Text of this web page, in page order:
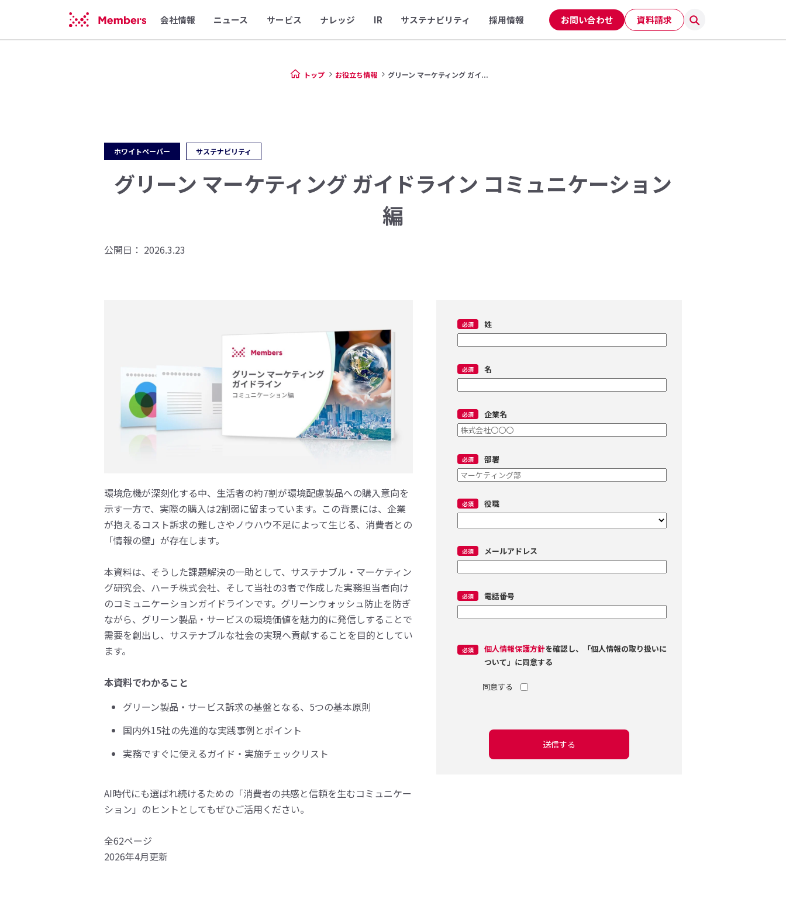
会社情報 ニュース サービス ナレッジ IR サステナビリティ 採用情報 お問い合わせ 資料請求
トップ お役立ち情報 グリーン マーケティング ガイ...
ホワイトペーパー サステナビリティ
グリーン マーケティング ガイドライン コミュニケーション
編
公開日： 2026.3.23
環境危機が深刻化する中、生活者の約7割が環境配慮製品への購入意向を
示す一方で、実際の購入は2割弱に留まっています。この背景には、企業
が抱えるコスト訴求の難しさやノウハウ不足によって生じる、消費者との
「情報の壁」が存在します。
本資料は、そうした課題解決の一助として、サステナブル・マーケティン
グ研究会、ハーチ株式会社、そして当社の3者で作成した実務担当者向け
のコミュニケーションガイドラインです。グリーンウォッシュ防止を防ぎ
ながら、グリーン製品・サービスの環境価値を魅力的に発信しすることで
需要を創出し、サステナブルな社会の実現へ貢献することを目的としてい
ます。
本資料でわかること
グリーン製品・サービス訴求の基盤となる、5つの基本原則
国内外15社の先進的な実践事例とポイント
実務ですぐに使えるガイド・実施チェックリスト
AI時代にも選ばれ続けるための「消費者の共感と信頼を生むコミュニケー
ション」のヒントとしてもぜひご活用ください。
全62ページ
2026年4月更新
姓
名
企業名
部署
役職
メールアドレス
電話番号
個人情報保護方針を確認し、「個人情報の取り扱いに
ついて」に同意する
送信する